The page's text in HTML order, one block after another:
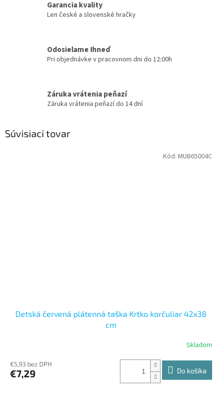
Garancia kvality
Len české a slovenské hračky
Odosielame Ihneď
Pri objednávke v pracovnom dni do 12:00h
Záruka vrátenia peňazí
Záruka vrátenia peňazí do 14 dní
Súvisiaci tovar
Detská červená plátenná taška Krtko korčuliar 42x38
cm
Skladom
€5,93 bez DPH
€7,29 Do košíka
Kód: MUB65004C